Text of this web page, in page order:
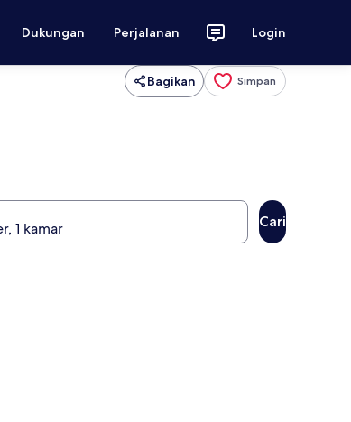
Dukungan Perjalanan Login
Bagikan Simpan
Cari